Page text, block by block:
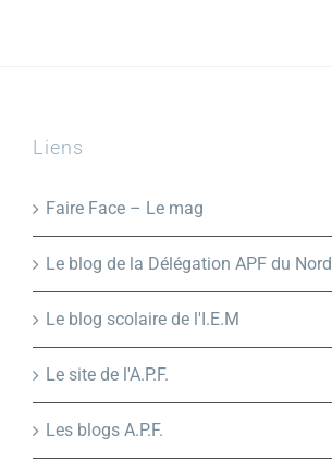
Liens
Faire Face – Le mag
Le blog de la Délégation APF du Nord
Le blog scolaire de l'I.E.M
Le site de l'A.P.F.
Les blogs A.P.F.